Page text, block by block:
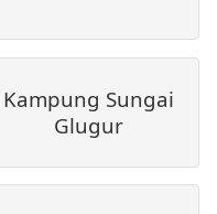
Kampung Sungai
Glugur